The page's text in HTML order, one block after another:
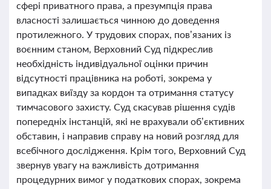
сфері приватного права, а презумпція права
власності залишається чинною до доведення
протилежного. У трудових спорах, пов’язаних із
воєнним станом, Верховний Суд підкреслив
необхідність індивідуальної оцінки причин
відсутності працівника на роботі, зокрема у
випадках виїзду за кордон та отримання статусу
тимчасового захисту. Суд скасував рішення судів
попередніх інстанцій, які не врахували об’єктивних
обставин, і направив справу на новий розгляд для
всебічного дослідження. Крім того, Верховний Суд
звернув увагу на важливість дотримання
процедурних вимог у податкових спорах, зокрема